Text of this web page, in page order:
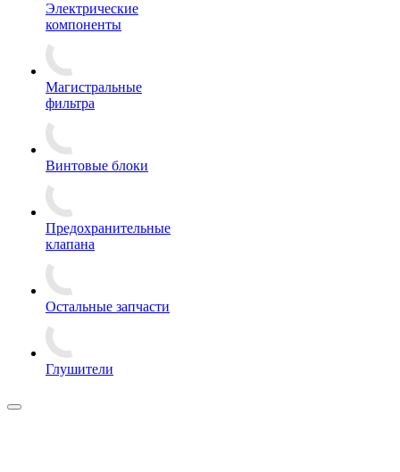
Электрические
компоненты
Магистральные
фильтра
Винтовые блоки
Предохранительные
клапана
Остальные запчасти
Глушители